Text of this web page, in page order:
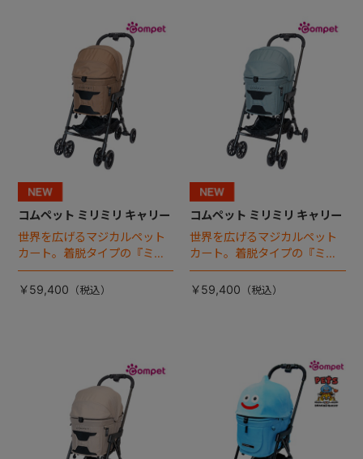
コムペット ミリミリ キャリー
世界を広げるマジカルペット
カート。着脱タイプの『ミリ
ミリ キャリー』 からアースカ
ラーが登場！
￥59,400
コムペット ミリミリ キャリー
世界を広げるマジカルペット
カート。着脱タイプの『ミリ
ミリ キャリー』 からアースカ
ラーが登場！
￥59,400